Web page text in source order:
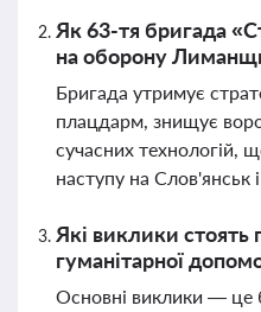
Як 63-тя бригада
на оборону
Бригада утримує
плацдарм, знищує
сучасних технологій,
наступу на Слов'янськ
Які виклики
гуманітарної
Основні виклики — це